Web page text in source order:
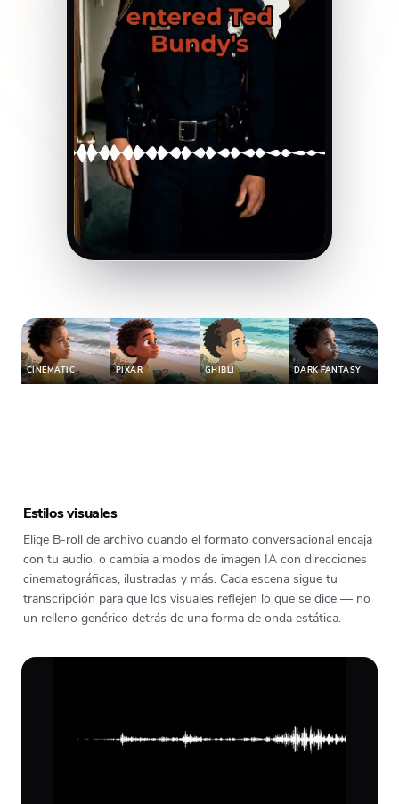
CINEMATIC PIXAR GHIBLI DARK FANTASY
Estilos visuales
Elige B-roll de archivo cuando el formato conversacional encaja
con tu audio, o cambia a modos de imagen IA con direcciones
cinematográficas, ilustradas y más. Cada escena sigue tu
transcripción para que los visuales reflejen lo que se dice — no
un relleno genérico detrás de una forma de onda estática.